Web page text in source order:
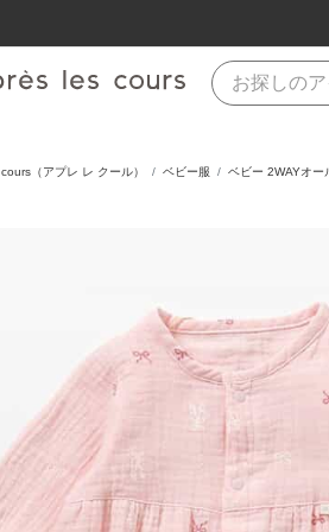
（アプレ レ クール） ベビー服 ベビー 2WAYオー